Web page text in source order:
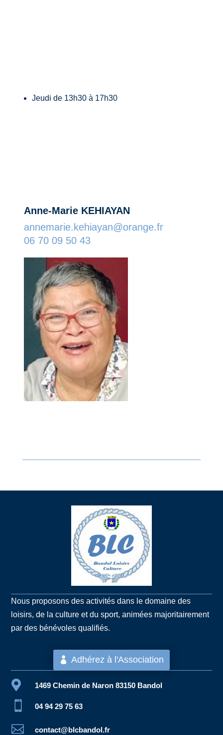
Jeudi de 13h30 à 17h30
Anne-Marie KEHIAYAN
annemarie.kehiayan@orange.fr
06 70 09 50 43
Nous proposons des activités dans le domaine des
loisirs, de la culture et du sport, animées majoritairement
par des bénévoles qualifiés.
Adhérez à l'Association
 1469 Chemin de Naron 83150 Bandol
 04 94 29 75 63
 contact@blcbandol.fr